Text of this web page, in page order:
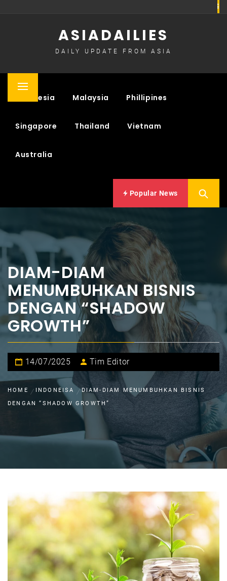
ASIADAILIES
DAILY UPDATE FROM ASIA
Primary
Indonesia Malaysia Phillipines
Singapore Thailand Vietnam
Australia
Popular News
DIAM-DIAM
MENUMBUHKAN BISNIS
DENGAN “SHADOW
GROWTH”
14/07/2025 Tim Editor
HOME INDONEISA
DIAM-DIAM MENUMBUHKAN BISNIS
DENGAN “SHADOW GROWTH”